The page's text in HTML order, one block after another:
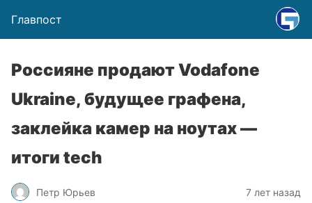
Главпост
Россияне продают Vodafone
Ukraine, будущее графена,
заклейка камер на ноутах —
итоги tech
Петр Юрьев 7 лет назад